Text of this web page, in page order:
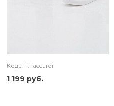
Кеды T.Taccardi
1 199 руб.